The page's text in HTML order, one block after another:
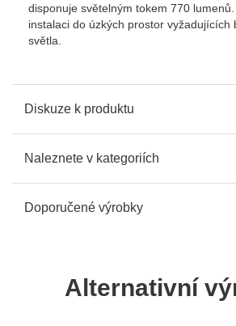
disponuje světelným tokem 770
instalaci do úzkých prostor vyžadujících
světla.
Diskuze k produktu
Naleznete v kategoriích
Doporučené výrobky
Alternativní